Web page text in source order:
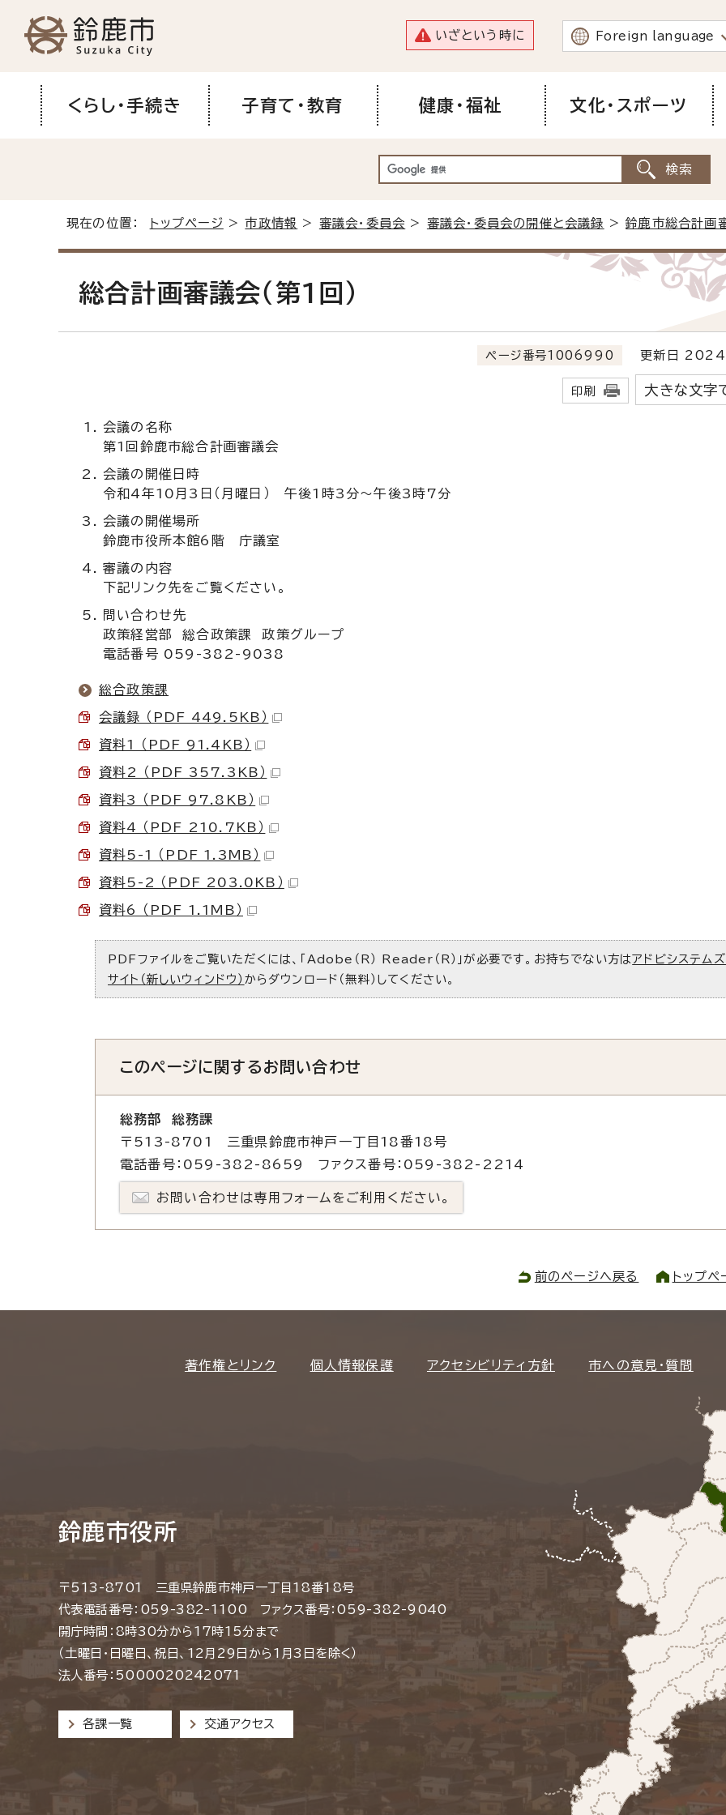
いざという時に Foreign language
くらし・手続き 子育て・教育 健康・福祉 文化・スポーツ
現在の位置： トップページ >市政情報 > 審議会・委員会 > 審議会・委員会の開催と会議録 >鈴鹿市総合計画
総合計画審議会（第1回）
ページ番号1006990 更新日 2024
印刷 大きな文字
会議の名称
第1回鈴鹿市総合計画審議会
会議の開催日時
令和4年10月3日（月曜日） 午後1時3分～午後3時7分
会議の開催場所
鈴鹿市役所本館6階 庁議室
審議の内容
下記リンク先をご覧ください。
問い合わせ先
政策経営部 総合政策課 政策グループ
電話番号 059-382-9038
総合政策課
会議録 （PDF 449.5KB）
資料1 （PDF 91.4KB）
資料2 （PDF 357.3KB）
資料3 （PDF 97.8KB）
資料4 （PDF 210.7KB）
資料5-1 （PDF 1.3MB）
資料5-2 （PDF 203.0KB）
資料6 （PDF 1.1MB）
PDFファイルをご覧いただくには、「Adobe（R） Reader（R）」が必要です。お持ちでない方はアドビシステム
サイト（新しいウィンドウ） からダウンロード（無料）してください。
このページに関するお問い合わせ
総務部 総務課
〒513-8701 三重県鈴鹿市神戸一丁目18番18号
電話番号：059-382-8659 ファクス番号：059-382-2214
お問い合わせは専用フォームをご利用ください。
前のページへ戻る トップ
著作権とリンク 個人情報保護 アクセシビリティ方針 市への意見・質問
鈴鹿市役所
〒513-8701 三重県鈴鹿市神戸一丁目18番18号
代表電話番号：059-382-1100 ファクス番号：059-382-9040
開庁時間：8時30分から17時15分まで
（土曜日・日曜日、祝日、12月29日から1月3日を除く）
法人番号：5000020242071
各課一覧 交通アクセス